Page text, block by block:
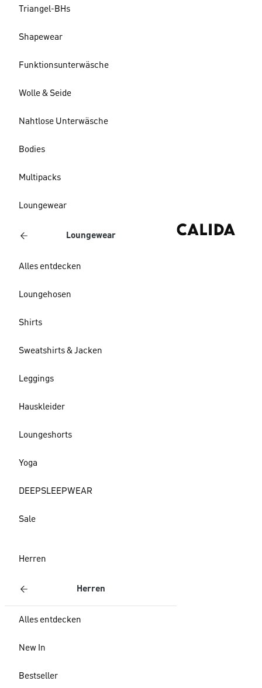
Triangel-BHs
Shapewear
Funktionsunterwäsche
Wolle & Seide
Nahtlose Unterwäsche
Bodies
Multipacks
Loungewear
Loungewear
Alles entdecken
Loungehosen
Shirts
Sweatshirts & Jacken
Leggings
Hauskleider
Loungeshorts
Yoga
DEEPSLEEPWEAR
Sale
Herren
Herren
Alles entdecken
New In
Bestseller